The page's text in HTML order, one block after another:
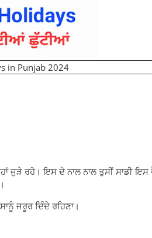
in Punjab 2024
ਜੁੜੇ ਰਹੋ। ਇਸ ਦੇ ਨਾਲ ਨਾਲ ਤੁਸੀਂ ਸਾਡੀ
ਜਰੂਰ ਦਿੰਦੇ ਰਹਿਣਾ।